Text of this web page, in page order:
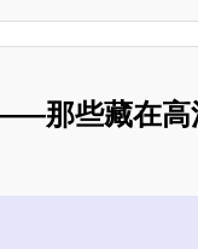
那些藏在高